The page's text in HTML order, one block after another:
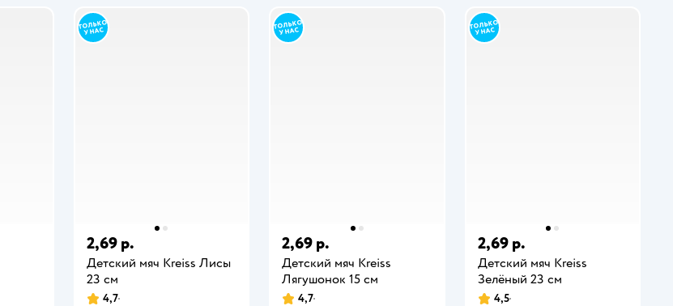
2,69 р.
Детский мяч Kreiss Лисы
23 см
4,7
2,69 р.
Детский мяч Kreiss
Лягушонок 15 см
4,7
2,69 р.
Детский мяч Kreiss
Зелёный 23 см
4,5